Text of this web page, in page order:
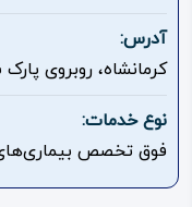
روستاهای
هدف
اقامتگاه
ویژه
آدرس:
کرمانشاه، روبروی
نوع خدمات:
فوق تخصص